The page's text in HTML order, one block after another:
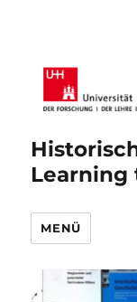
Learning
MENÜ